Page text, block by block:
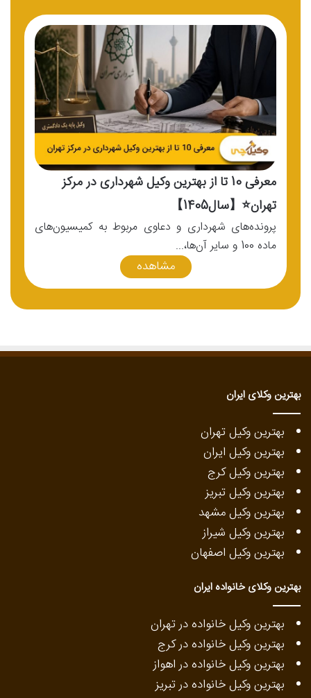
معرفی 10 تا از بهترین وکیل شهرداری در مرکز
تهران⭐【سال1405】
پرونده‌های شهرداری و دعاوی مربوط به کمیسیون‌های
ماده 100 و سایر آن‌ها،...
مشاهده
بهترین وکلای ایران
بهترین وکیل تهران
بهترین وکیل ایران
بهترین وکیل کرج
بهترین وکیل تبریز
بهترین وکیل مشهد
بهترین وکیل شیراز
بهترین وکیل اصفهان
بهترین وکلای خانواده ایران
بهترین وکیل خانواده در تهران
بهترین وکیل خانواده در کرج
بهترین وکیل خانواده در اهواز
بهترین وکیل خانواده در تبریز